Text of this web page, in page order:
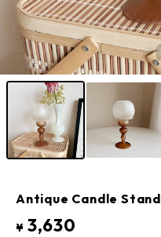
Antique Candle Stand
¥ 3,630